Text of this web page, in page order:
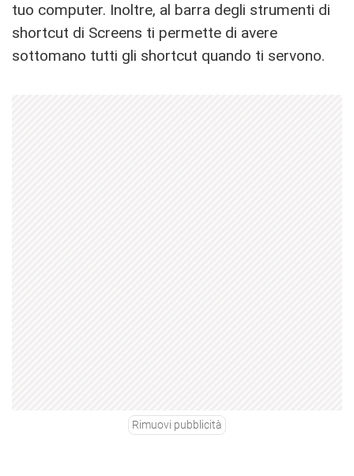
tuo computer. Inoltre, al barra degli strumenti di
shortcut di Screens ti permette di avere
sottomano tutti gli shortcut quando ti servono.
Rimuovi pubblicità